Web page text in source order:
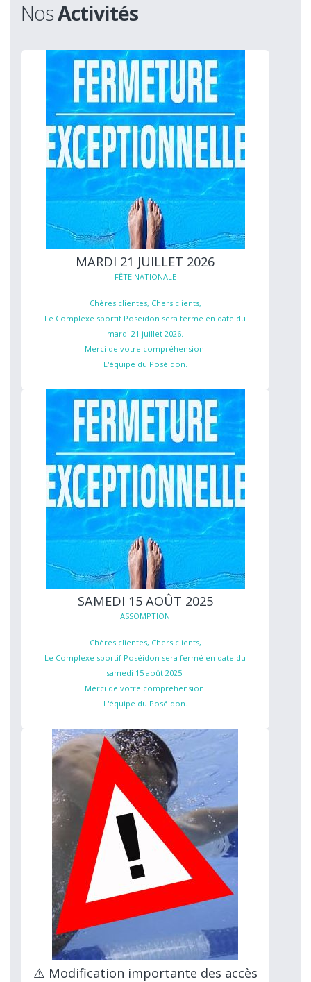
NosActivités
MARDI 21 JUILLET 2026
FÊTE NATIONALE
Chères clientes, Chers clients,
Le Complexe sportif Poséidon sera fermé en date du
mardi 21 juillet 2026.
Merci de votre compréhension.
L'équipe du Poséidon.
SAMEDI 15 AOÛT 2025
ASSOMPTION
Chères clientes, Chers clients,
Le Complexe sportif Poséidon sera fermé en date du
samedi 15 août 2025.
Merci de votre compréhension.
L'équipe du Poséidon.
⚠️ Modification importante des accès